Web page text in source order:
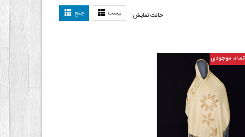
حالت نمایش: لیست جمع
موجودی